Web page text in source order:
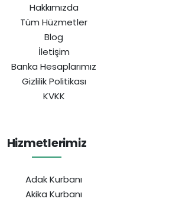
Hakkımızda
Tüm Hüzmetler
Blog
İletişim
Banka Hesaplarımız
Gizlilik Politikası
KVKK
Hizmetlerimiz
Adak Kurbanı
Akika Kurbanı